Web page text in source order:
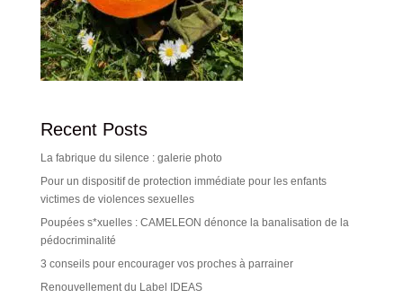
Recent Posts
La fabrique du silence : galerie photo
Pour un dispositif de protection immédiate pour les enfants
victimes de violences sexuelles
Poupées s*xuelles : CAMELEON dénonce la banalisation de la
pédocriminalité
3 conseils pour encourager vos proches à parrainer
Renouvellement du Label IDEAS